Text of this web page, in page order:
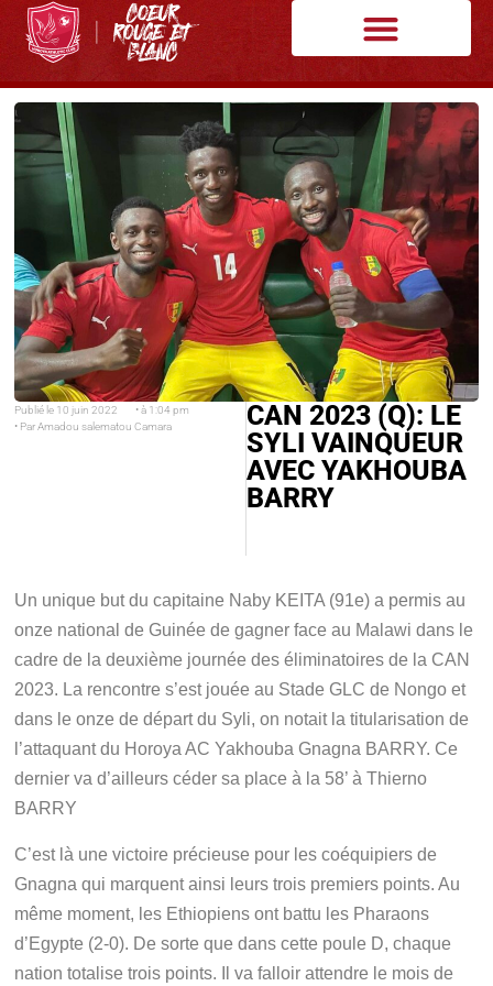
Publié le 10 juin 2022 • à 1:04 pm
• ParAmadou salematou Camara
CAN 2023 (Q): LE
SYLI VAINQUEUR
AVEC YAKHOUBA
BARRY
Un unique but du capitaine Naby KEITA (91e) a permis au
onze national de Guinée de gagner face au Malawi dans le
cadre de la deuxième journée des éliminatoires de la CAN
2023. La rencontre s’est jouée au Stade GLC de Nongo et
dans le onze de départ du Syli, on notait la titularisation de
l’attaquant du Horoya AC Yakhouba Gnagna BARRY. Ce
dernier va d’ailleurs céder sa place à la 58’ à Thierno
BARRY
C’est là une victoire précieuse pour les coéquipiers de
Gnagna qui marquent ainsi leurs trois premiers points. Au
même moment, les Ethiopiens ont battu les Pharaons
d’Egypte (2-0). De sorte que dans cette poule D, chaque
nation totalise trois points. Il va falloir attendre le mois de